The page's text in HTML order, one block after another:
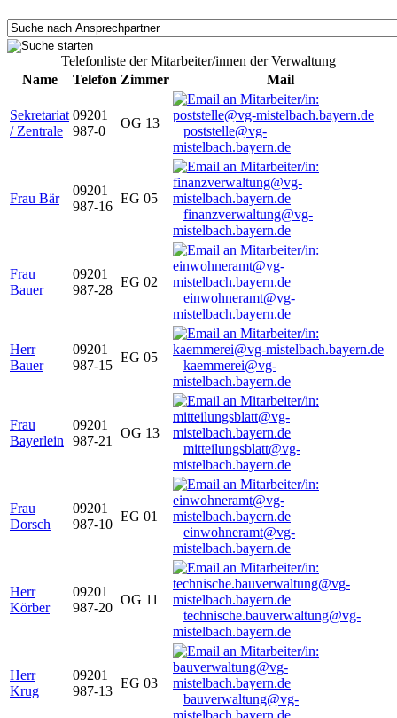
Telefonliste der Mitarbeiter/innen der Verwaltung
Name
Telefon Zimmer Mail
Sekretariat
/ Zentrale
09201
987-0
OG 13
poststelle@vg-
mistelbach.bayern.de
Frau Bär
09201
987-16
EG 05
finanzverwaltung@vg-
mistelbach.bayern.de
Frau
Bauer
09201
987-28
EG 02
einwohneramt@vg-
mistelbach.bayern.de
Herr
Bauer
09201
987-15
EG 05
kaemmerei@vg-
mistelbach.bayern.de
Frau
Bayerlein
09201
987-21
OG 13
mitteilungsblatt@vg-
mistelbach.bayern.de
Frau
Dorsch
09201
987-10
EG 01
einwohneramt@vg-
mistelbach.bayern.de
Herr
Körber
09201
987-20
OG 11
technische.bauverwaltung@vg-
mistelbach.bayern.de
Herr
Krug
09201
987-13
EG 03
bauverwaltung@vg-
mistelbach.bayern.de